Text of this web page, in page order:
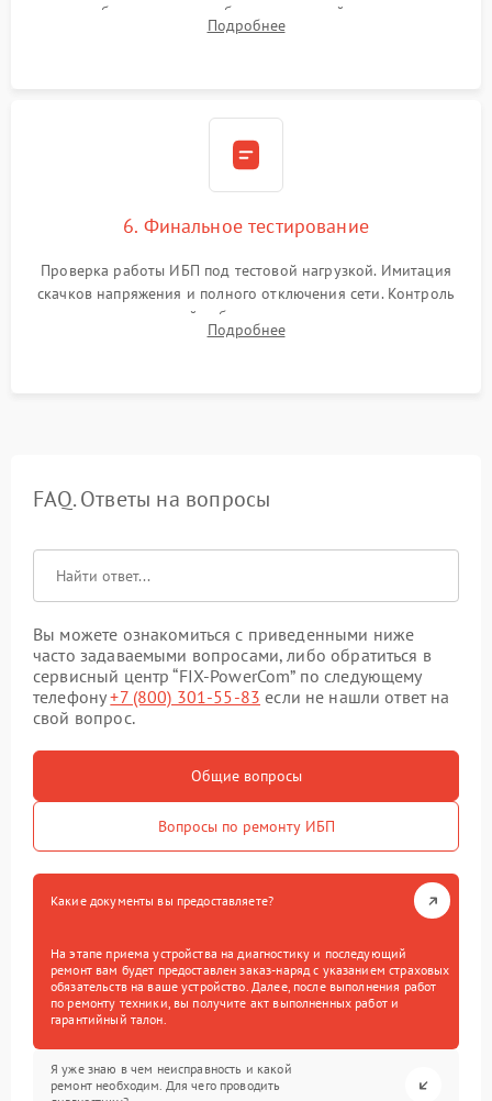
калибровки констант батареи, настройки порогов
срабатывания AVR и сброса счетчиков старения АКБ.
Подробнее
6. Финальное тестирование
Проверка работы ИБП под тестовой нагрузкой. Имитация
скачков напряжения и полного отключения сети. Контроль
времени автономной работы, температурного режима и
корректности формы выходного сигнала.
Подробнее
FAQ. Ответы на вопросы
Вы можете ознакомиться с приведенными ниже
часто задаваемыми вопросами, либо обратиться в
сервисный центр “FIX-PowerCom” по следующему
телефону+7 (800) 301-55-83 если не нашли ответ на
свой вопрос.
Общие вопросы
Вопросы по ремонту ИБП
Какие документы вы предоставляете?
На этапе приема устройства на диагностику и последующий
ремонт вам будет предоставлен заказ-наряд с указанием страховых
обязательств на ваше устройство. Далее, после выполнения работ
по ремонту техники, вы получите акт выполненных работ и
гарантийный талон.
Я уже знаю в чем неисправность и какой
ремонт необходим. Для чего проводить